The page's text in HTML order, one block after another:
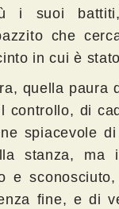
i suoi
che
in cui è
quella paura
controllo, di
spiacevole
stanza, ma
e
fine, e di